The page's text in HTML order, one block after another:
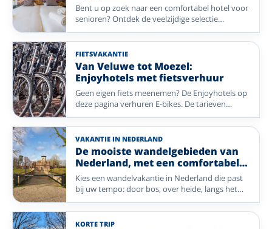
Bent u op zoek naar een comfortabel hotel voor
senioren? Ontdek de veelzijdige selectie
Enjoyhotels met een lift, toegankelijke kamers
en eenpersoonskamers. Kies voor een
ontspannen verblijf in de natuur, een
wellnesshotel of een gezellige stedentrip en
geniet van een compleet verzorgd 5-daags alles-
inclusief-arrangement.
FIETSVAKANTIE
Van Veluwe tot Moezel:
Enjoyhotels met fietsverhuur
Geen eigen fiets meenemen? De Enjoyhotels op
deze pagina verhuren E-bikes. De tarieven
verschillen per hotel. Kies een fietsregio in
Nederland of Duitsland, van kust en rivierdal tot
bos en heide.
VAKANTIE IN NEDERLAND
De mooiste wandelgebieden van
Nederland, met een comfortabel
Enjoyhotel als uitvalsbasis
Kies een wandelvakantie in Nederland die past
bij uw tempo: door bos, over heide, langs het
Wad of door de Limburgse heuvels. Vergelijk een
selectie Enjoyhotels in uiteenlopende
wandelregio’s.
KORTE TRIP